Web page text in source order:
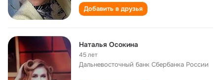
Добавить в друзья
Наталья Осокина
45 лет
Дальневосточный банк Сбербанка России